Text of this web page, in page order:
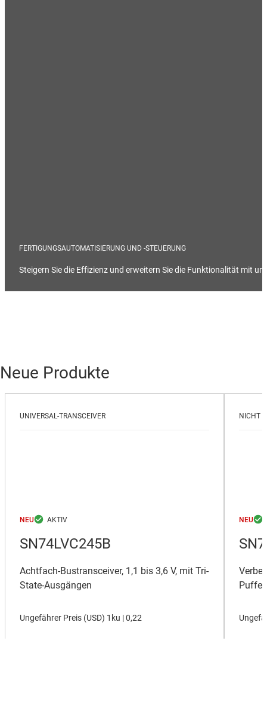
FERTIGUNGSAUTOMATISIERUNG UND -STEUERUNG
Steigern Sie die Effizienz und erweitern Sie die Funktionalität mit
Neue Produkte
UNIVERSAL-TRANSCEIVER
NEU
SN74LVC245B
Achtfach-Bustransceiver, 1,1 bis 3,6 V, mit Tri-
State-Ausgängen
Ungefährer Preis (USD) 1ku |0,22
NICHT
NEU